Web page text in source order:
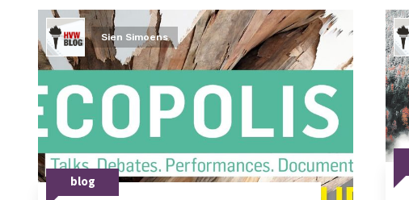
blog
Sien Simoens